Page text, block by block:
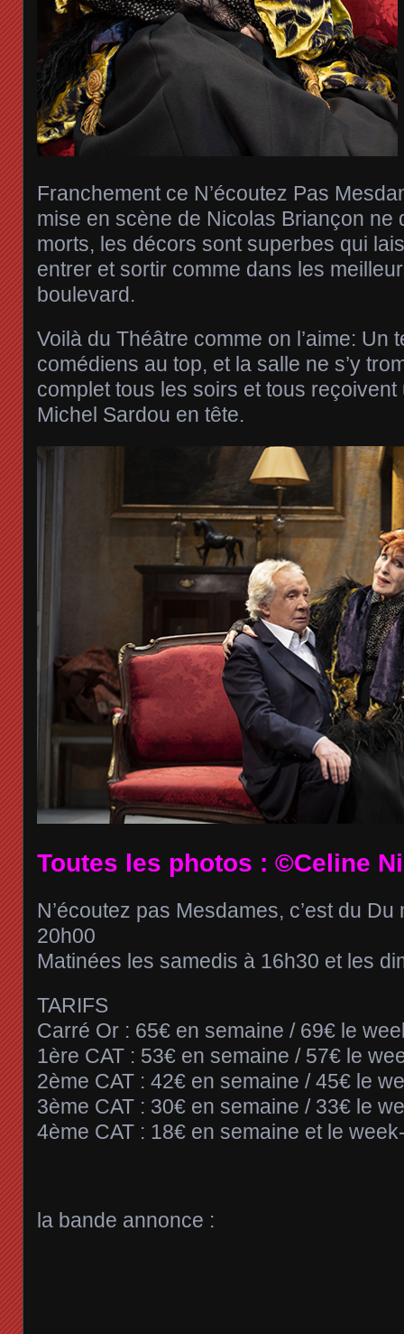
Franchement ce N’écoutez Pas
mise en scène de Nicolas Briançon ne
morts, les décors sont superbes qui
entrer et sortir comme dans les
boulevard.
Voilà du Théâtre comme on l’aime: Un
comédiens au top, et la salle ne s’y
complet tous les soirs et tous
Michel Sardou en tête.
Toutes les photos : ©Celine
N’écoutez pas Mesdames, c’est du
20h00
Matinées les samedis à 16h30 et les
TARIFS
Carré Or : 65€ en semaine / 69€ le
1ère CAT : 53€ en semaine / 57€ le
2ème CAT : 42€ en semaine / 45€ le
3ème CAT : 30€ en semaine / 33€ le
4ème CAT : 18€ en semaine et le
la bande annonce :